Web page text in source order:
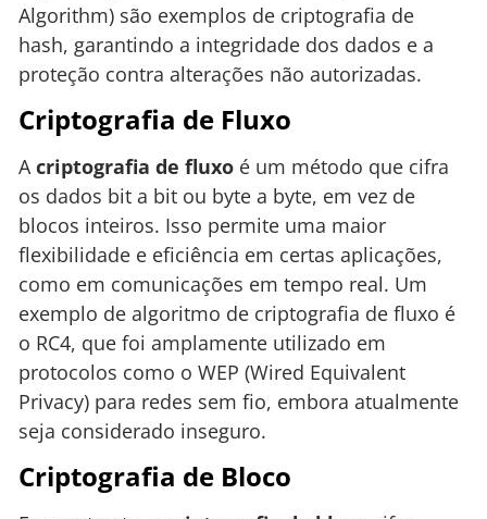
Algorithm) são exemplos de criptografia de
hash, garantindo a integridade dos dados e a
proteção contra alterações não autorizadas.
Criptografia de Fluxo
Acriptografia de fluxo é um método que cifra
os dados bit a bit ou byte a byte, em vez de
blocos inteiros. Isso permite uma maior
flexibilidade e eficiência em certas aplicações,
como em comunicações em tempo real. Um
exemplo de algoritmo de criptografia de fluxo é
o RC4, que foi amplamente utilizado em
protocolos como o WEP (Wired Equivalent
Privacy) para redes sem fio, embora atualmente
seja considerado inseguro.
Criptografia de Bloco